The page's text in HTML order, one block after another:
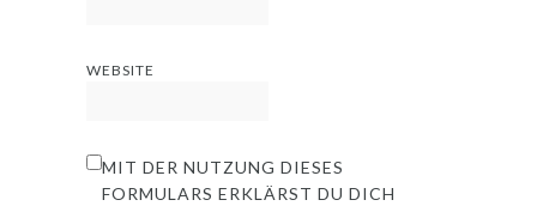
WEBSITE
MIT DER NUTZUNG DIESES
FORMULARS ERKLÄRST DU DICH